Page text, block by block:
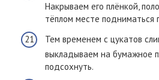
Накрываем его плёнкой,
тёплом месте подниматься
Тем временем с цукатов
выкладываем на бумажное
подсохнуть.